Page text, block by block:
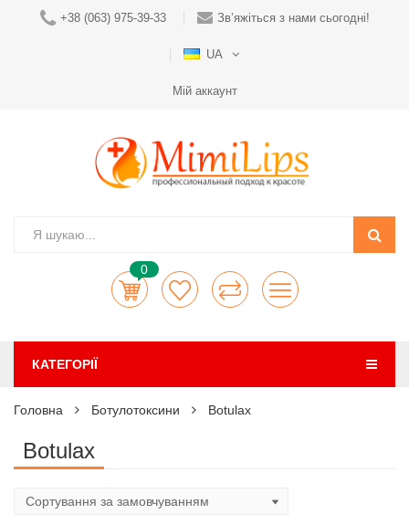
+38 (063) 975-39-33 Зв’яжіться з нами сьогодні!
UA
Мій аккаунт
0
КАТЕГОРІЇ
Головна Ботулотоксини Botulax
Botulax